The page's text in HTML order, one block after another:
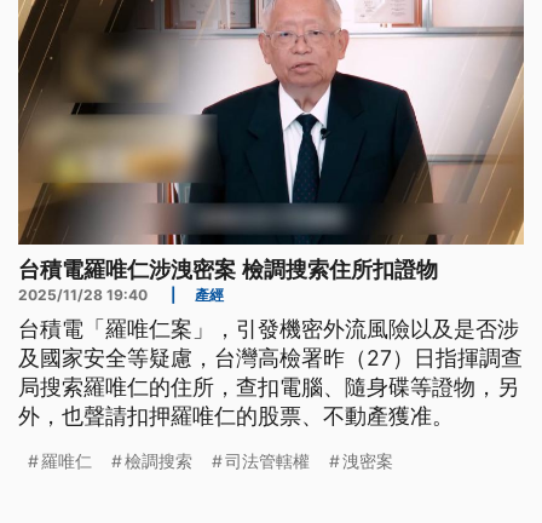
台積電羅唯仁涉洩密案 檢調搜索住所扣證物
2025/11/28 19:40 產經
台積電「羅唯仁案」，引發機密外流風險以及是否涉
及國家安全等疑慮，台灣高檢署昨（27）日指揮調查
局搜索羅唯仁的住所，查扣電腦、隨身碟等證物，另
外，也聲請扣押羅唯仁的股票、不動產獲准。
羅唯仁 檢調搜索 司法管轄權 洩密案